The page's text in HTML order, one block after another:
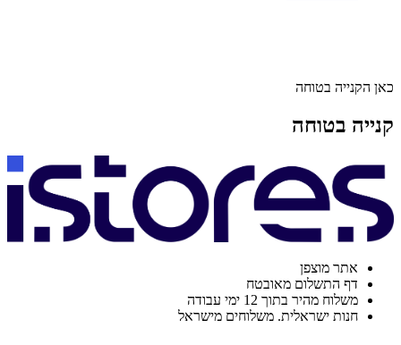
כאן הקנייה בטוחה
קנייה בטוחה
אתר מוצפן
דף התשלום מאובטח
משלוח מהיר בתוך 12 ימי עבודה
חנות ישראלית. משלוחים מישראל